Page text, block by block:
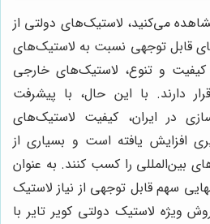
می‌کنید، لاستیک‌های دولتی از
قابل توجهی نسبت به لاستیک‌های
کیفیت و تنوع، لاستیک‌های خارجی
دارند. با این حال، با پیشرفت
در ایران، کیفیت لاستیک‌های
افزایش یافته است و بسیاری از
بین‌المللی را کسب کنند. به عنوان
سهم قابل توجهی از نیاز لاستیک
ویژه لاستیک دولتی کویر تایر با